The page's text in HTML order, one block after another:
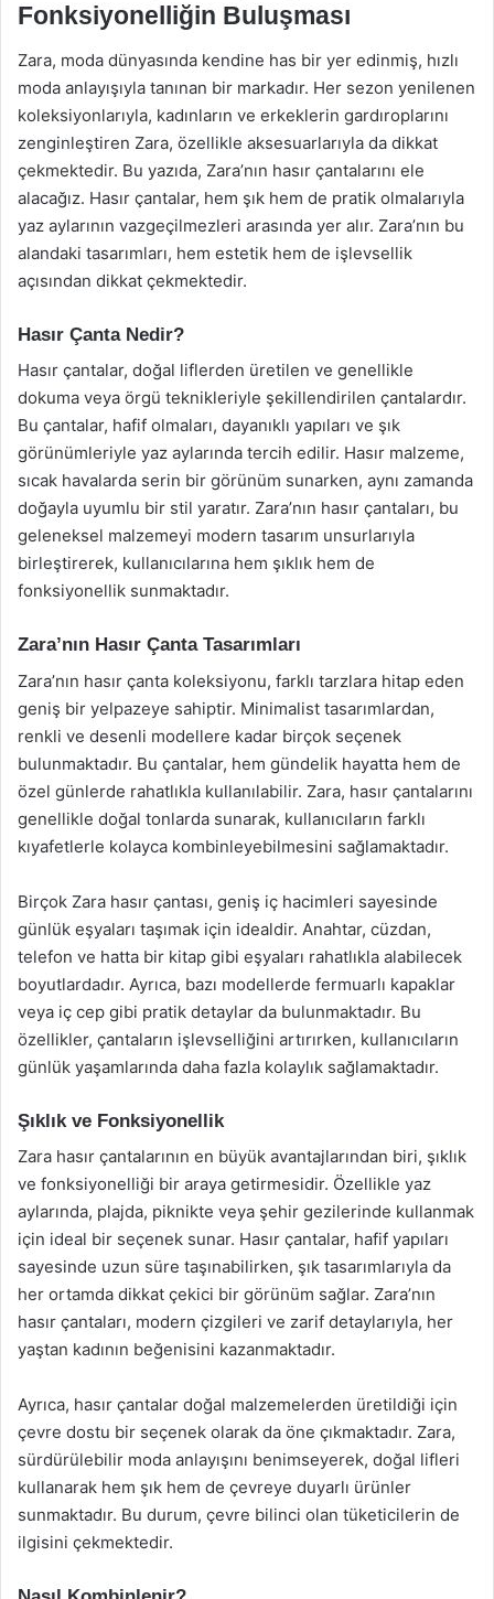
Fonksiyonelliğin Buluşması
Zara, moda dünyasında kendine has bir yer edinmiş, hızlı
moda anlayışıyla tanınan bir markadır. Her sezon yenilenen
koleksiyonlarıyla, kadınların ve erkeklerin gardıroplarını
zenginleştiren Zara, özellikle aksesuarlarıyla da dikkat
çekmektedir. Bu yazıda, Zara’nın hasır çantalarını ele
alacağız. Hasır çantalar, hem şık hem de pratik olmalarıyla
yaz aylarının vazgeçilmezleri arasında yer alır. Zara’nın bu
alandaki tasarımları, hem estetik hem de işlevsellik
açısından dikkat çekmektedir.
Hasır Çanta Nedir?
Hasır çantalar, doğal liflerden üretilen ve genellikle
dokuma veya örgü teknikleriyle şekillendirilen çantalardır.
Bu çantalar, hafif olmaları, dayanıklı yapıları ve şık
görünümleriyle yaz aylarında tercih edilir. Hasır malzeme,
sıcak havalarda serin bir görünüm sunarken, aynı zamanda
doğayla uyumlu bir stil yaratır. Zara’nın hasır çantaları, bu
geleneksel malzemeyi modern tasarım unsurlarıyla
birleştirerek, kullanıcılarına hem şıklık hem de
fonksiyonellik sunmaktadır.
Zara’nın Hasır Çanta Tasarımları
Zara’nın hasır çanta koleksiyonu, farklı tarzlara hitap eden
geniş bir yelpazeye sahiptir. Minimalist tasarımlardan,
renkli ve desenli modellere kadar birçok seçenek
bulunmaktadır. Bu çantalar, hem gündelik hayatta hem de
özel günlerde rahatlıkla kullanılabilir. Zara, hasır çantalarını
genellikle doğal tonlarda sunarak, kullanıcıların farklı
kıyafetlerle kolayca kombinleyebilmesini sağlamaktadır.
Birçok Zara hasır çantası, geniş iç hacimleri sayesinde
günlük eşyaları taşımak için idealdir. Anahtar, cüzdan,
telefon ve hatta bir kitap gibi eşyaları rahatlıkla alabilecek
boyutlardadır. Ayrıca, bazı modellerde fermuarlı kapaklar
veya iç cep gibi pratik detaylar da bulunmaktadır. Bu
özellikler, çantaların işlevselliğini artırırken, kullanıcıların
günlük yaşamlarında daha fazla kolaylık sağlamaktadır.
Şıklık ve Fonksiyonellik
Zara hasır çantalarının en büyük avantajlarından biri, şıklık
ve fonksiyonelliği bir araya getirmesidir. Özellikle yaz
aylarında, plajda, piknikte veya şehir gezilerinde kullanmak
için ideal bir seçenek sunar. Hasır çantalar, hafif yapıları
sayesinde uzun süre taşınabilirken, şık tasarımlarıyla da
her ortamda dikkat çekici bir görünüm sağlar. Zara’nın
hasır çantaları, modern çizgileri ve zarif detaylarıyla, her
yaştan kadının beğenisini kazanmaktadır.
Ayrıca, hasır çantalar doğal malzemelerden üretildiği için
çevre dostu bir seçenek olarak da öne çıkmaktadır. Zara,
sürdürülebilir moda anlayışını benimseyerek, doğal lifleri
kullanarak hem şık hem de çevreye duyarlı ürünler
sunmaktadır. Bu durum, çevre bilinci olan tüketicilerin de
ilgisini çekmektedir.